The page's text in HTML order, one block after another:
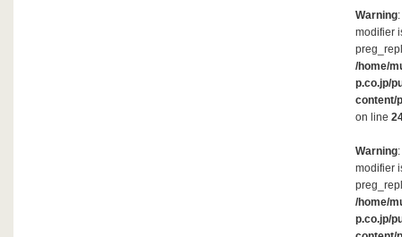
Warning
modifier
/home/
p.co.jp/
content/
on line
Warning
modifier
/home/
p.co.jp/